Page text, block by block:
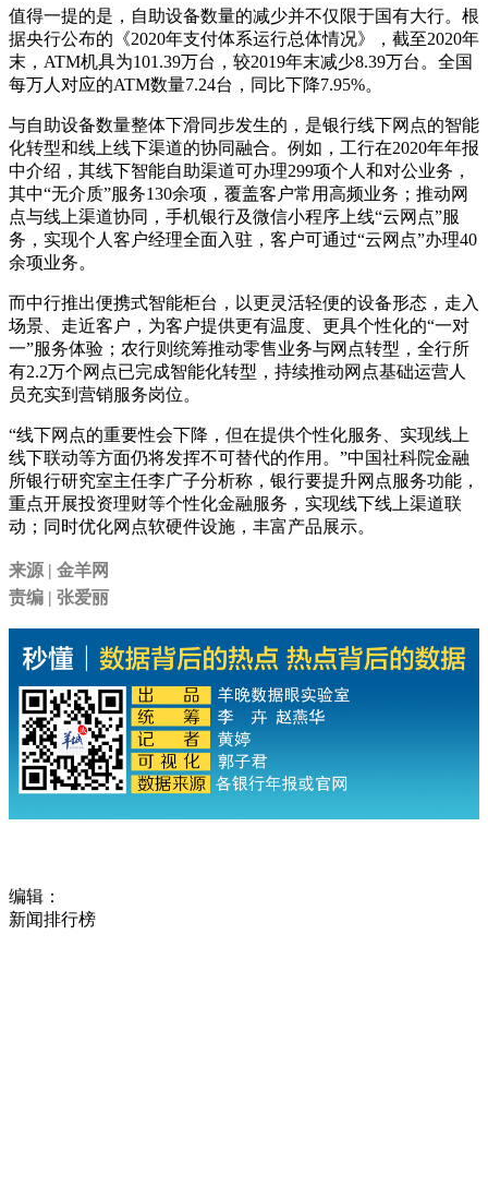
值得一提的是，自助设备数量的减少并不仅限于国有大行。根
据央行公布的《2020年支付体系运行总体情况》，截至2020年
末，ATM机具为101.39万台，较2019年末减少8.39万台。全国
每万人对应的ATM数量7.24台，同比下降7.95%。
与自助设备数量整体下滑同步发生的，是银行线下网点的智能
化转型和线上线下渠道的协同融合。例如，工行在2020年年报
中介绍，其线下智能自助渠道可办理299项个人和对公业务，
其中“无介质”服务130余项，覆盖客户常用高频业务；推动网
点与线上渠道协同，手机银行及微信小程序上线“云网点”服
务，实现个人客户经理全面入驻，客户可通过“云网点”办理40
余项业务。
而中行推出便携式智能柜台，以更灵活轻便的设备形态，走入
场景、走近客户，为客户提供更有温度、更具个性化的“一对
一”服务体验；农行则统筹推动零售业务与网点转型，全行所
有2.2万个网点已完成智能化转型，持续推动网点基础运营人
员充实到营销服务岗位。
“线下网点的重要性会下降，但在提供个性化服务、实现线上
线下联动等方面仍将发挥不可替代的作用。”中国社科院金融
所银行研究室主任李广子分析称，银行要提升网点服务功能，
重点开展投资理财等个性化金融服务，实现线下线上渠道联
动；同时优化网点软硬件设施，丰富产品展示。
来源 | 金羊网
责编 | 张爱丽
编辑：
新闻排行榜